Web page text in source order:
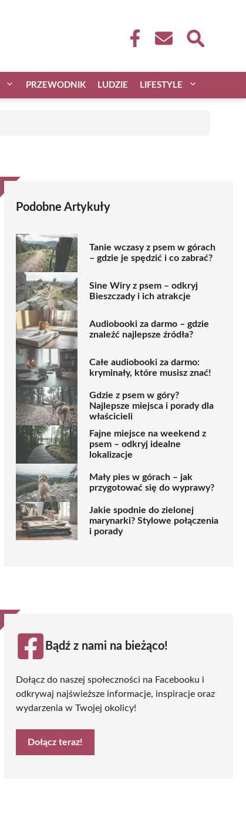
PRZEWODNIK LUDZIE LIFESTYLE
Podobne Artykuły
Tanie wczasy z psem w górach
– gdzie je spędzić i co zabrać?
Sine Wiry z psem – odkryj
Bieszczady i ich atrakcje
Audiobooki za darmo – gdzie
znaleźć najlepsze źródła?
Całe audiobooki za darmo:
kryminały, które musisz znać!
Gdzie z psem w góry?
Najlepsze miejsca i porady dla
właścicieli
Fajne miejsce na weekend z
psem – odkryj idealne
lokalizacje
Mały pies w górach – jak
przygotować się do wyprawy?
Jakie spodnie do zielonej
marynarki? Stylowe połączenia
i porady
Bądź z nami na bieżąco!
Dołącz do naszej społeczności na Facebooku i
odkrywaj najświeższe informacje, inspiracje oraz
wydarzenia w Twojej okolicy!
Dołącz teraz!